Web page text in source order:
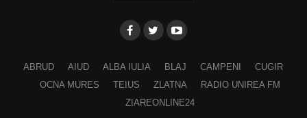
ABRUD AIUD ALBA IULIA BLAJ CAMPENI
CUGIR
OCNA MURES
TEIUS ZLATNA
RADIO UNIREA FM
ZIAREONLINE24